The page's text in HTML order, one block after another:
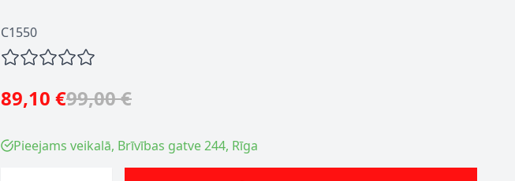
C1550
89,10 €99,00 €
Pieejams veikalā, Brīvības gatve 244, Rīga